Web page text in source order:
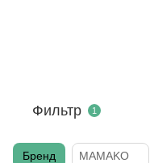
Фильтр 1
Бренд МAMAKO